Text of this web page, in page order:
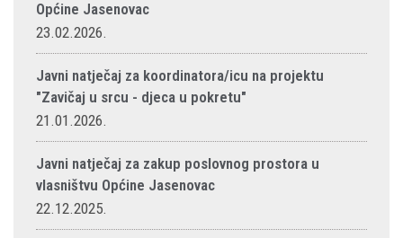
Općine Jasenovac
23.02.2026.
Javni natječaj za koordinatora/icu na projektu
"Zavičaj u srcu - djeca u pokretu"
21.01.2026.
Javni natječaj za zakup poslovnog prostora u
vlasništvu Općine Jasenovac
22.12.2025.